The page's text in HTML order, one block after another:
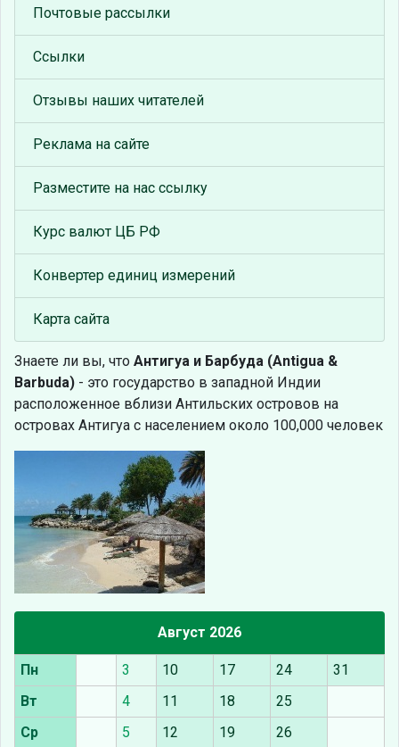
Почтовые рассылки
Ссылки
Отзывы наших читателей
Реклама на сайте
Разместите на нас ссылку
Курс валют ЦБ РФ
Конвертер единиц измерений
Карта сайта
Знаете ли вы, что Антигуа и Барбуда (Antigua &
Barbuda) - это государство в западной Индии
расположенное вблизи Антильских островов на
островах Антигуа с населением около 100,000 человек
Август 2026
Пн 3 10 17 24
31
Вт
4 11 18
25
Ср
5 12 19 26